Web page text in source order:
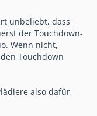
unbeliebt, dass
der Touchdown-
Wenn nicht,
Touchdown
also dafür,